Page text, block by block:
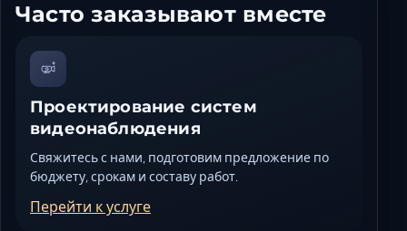
Часто заказывают вместе
Проектирование систем
видеонаблюдения
Свяжитесь с нами, подготовим предложение по
бюджету, срокам и составу работ.
Перейти к услуге